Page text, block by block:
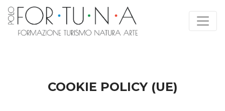
Vai al contenuto
COOKIE POLICY (UE)